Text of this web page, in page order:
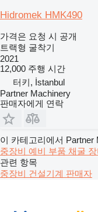
Hidromek HMK490
가격은 요청 시 공개
트랙형 굴착기
2021
12,000 주행 시간
터키, İstanbul
Partner Machinery
판매자에게 연락
이 카테고리에서 Partner
중장비 예비 부품 채굴 장
관련 항목
중장비 건설기계 판매자